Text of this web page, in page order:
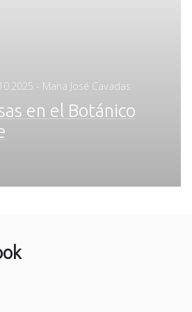
- Maria José Cavadas
en el Botánico